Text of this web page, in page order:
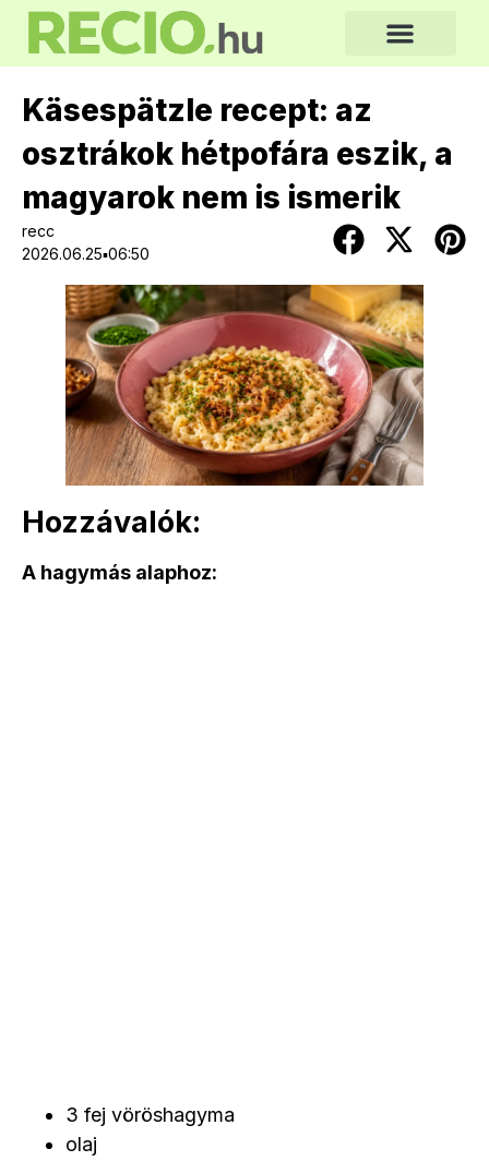
Käsespätzle recept: az
osztrákok hétpofára eszik, a
magyarok nem is ismerik
recc
2026.06.25▪06:50
Hozzávalók:
A hagymás alaphoz:
3 fej vöröshagyma
olaj